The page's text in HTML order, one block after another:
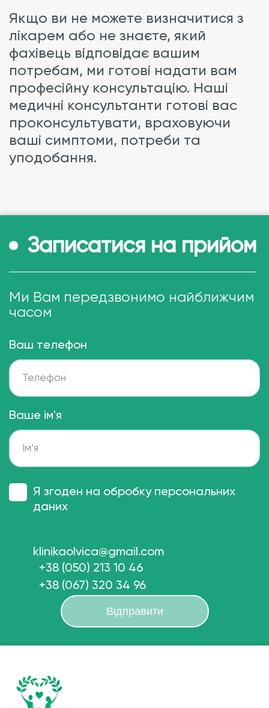
Якщо ви не можете визначитися з
лікарем або не знаєте, який
фахівець відповідає вашим
потребам, ми готові надати вам
професійну консультацію. Наші
медичні консультанти готові вас
проконсультувати, враховуючи
ваші симптоми, потреби та
уподобання.
Записатися на прийом
Ми Вам передзвонимо найближчим
часом
Ваш телефон
Ваше ім'я
Я згоден на обробку персональних
даних
klinikaolvica@gmail.com
+38 (050) 213 10 46
+38 (067) 320 34 96
Відправити